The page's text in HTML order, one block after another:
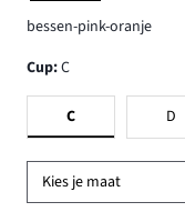
bessen-pink-oranje
Cup:C
C D
Kies je maat